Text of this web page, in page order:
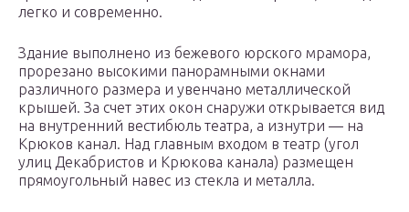
легко и современно.
Здание выполнено из бежевого юрского мрамора,
прорезано высокими панорамными окнами
различного размера и увенчано металлической
крышей. За счет этих окон снаружи открывается вид
на внутренний вестибюль театра, а изнутри — на
Крюков канал. Над главным входом в театр (угол
улиц Декабристов и Крюкова канала) размещен
прямоугольный навес из стекла и металла.